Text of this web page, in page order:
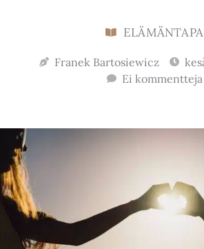
ELÄMÄNTAPA
Franek Bartosiewicz
Ei kommentteja